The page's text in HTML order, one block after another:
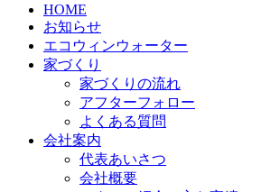
HOME
お知らせ
エコウィンウォーター
家づくり
家づくりの流れ
アフターフォロー
よくある質問
会社案内
代表あいさつ
会社概要